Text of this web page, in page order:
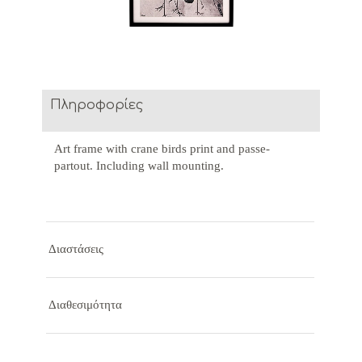
Πληροφορίες
Art frame with crane birds print and passe-
partout. Including wall mounting.
Διαστάσεις
Διαθεσιμότητα